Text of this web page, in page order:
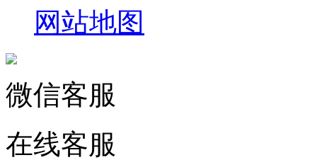
网站地图
微信客服
在线客服